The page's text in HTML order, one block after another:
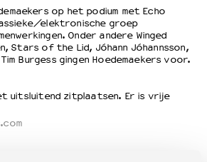
op het podium met Echo
elektronische groep
Onder andere Winged
Stars of the Lid, Jóhann Jóhannsson,
Burgess gingen Hoedemaekers voor.
uitsluitend zitplaatsen. Er is vrije